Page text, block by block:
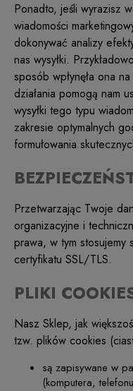
Ponadto, jeśli wyrazisz
wiadomości
dokonywać analizy
nas wysyłki.
sposób wpłynęła ona
działania pomogą nam
wysyłki tego typu
zakresie optymalnych
formułowania
Przetwarzając Twoje
organizacyjne i
prawa, w tym stosujemy
certyfikatu SSL/TLS.
PLIKI
Nasz Sklep, jak
tzw. plików cookies
są zapisywane w
(komputera,